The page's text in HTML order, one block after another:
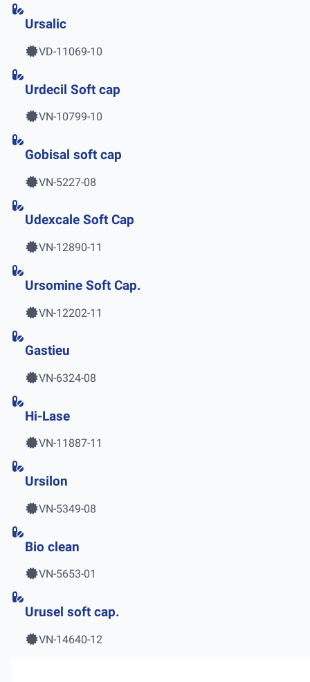
Ursalic
VD-11069-10
Urdecil Soft cap
VN-10799-10
Gobisal soft cap
VN-5227-08
Udexcale Soft Cap
VN-12890-11
Ursomine Soft Cap.
VN-12202-11
Gastieu
VN-6324-08
Hi-Lase
VN-11887-11
Ursilon
VN-5349-08
Bio clean
VN-5653-01
Urusel soft cap.
VN-14640-12